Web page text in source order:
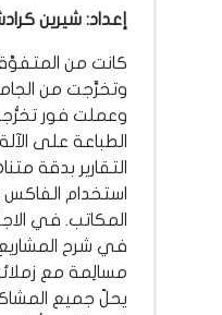
إعداد: شيرين
كانت من
وتخرَّجت من
وعملت فور
الطباعة على
التقارير بدقة
استخدام الفاكس
المكاتب. في
في شرح
مسالِمة مع
يحلّ جميع